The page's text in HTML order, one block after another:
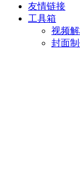
友情链接
工具箱
视频
封面